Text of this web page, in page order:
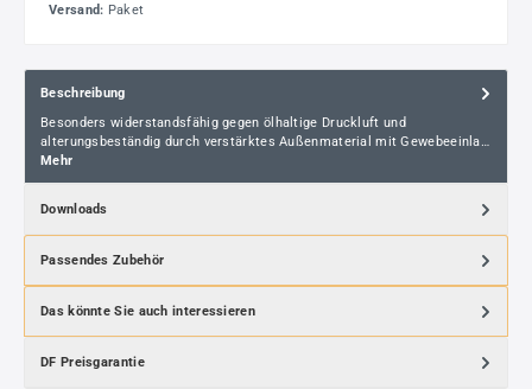
Versand: Paket
Beschreibung
Besonders widerstandsfähig gegen ölhaltige Druckluft und
alterungsbeständig durch verstärktes Außenmaterial mit Gewebeeinla…
Mehr
Downloads
Passendes Zubehör
Das könnte Sie auch interessieren
DF Preisgarantie